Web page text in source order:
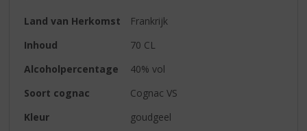
Land van Herkomst
Frankrijk
Inhoud
70 CL
Alcoholpercentage
40% vol
Soort cognac
Cognac VS
Kleur
goudgeel